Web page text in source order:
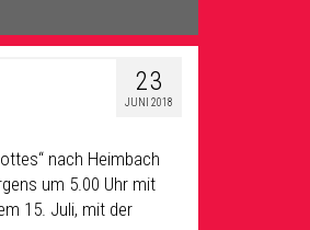
23
JUNI 2018
nach Heimbach
um 5.00 Uhr mit
15. Juli, mit der